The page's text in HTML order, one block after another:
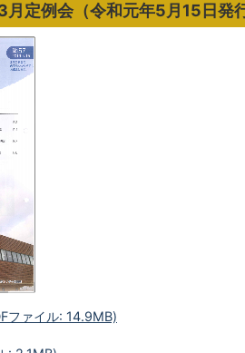
定例会（令和元年5月15日発行
ファイル: 14.9MB)